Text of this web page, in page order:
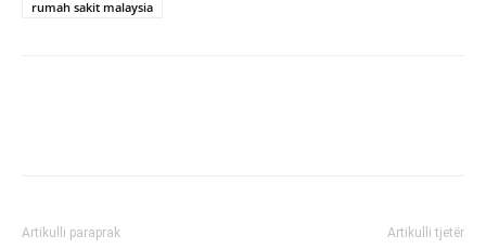
rumah sakit malaysia
Artikulli paraprak Artikulli tjetër